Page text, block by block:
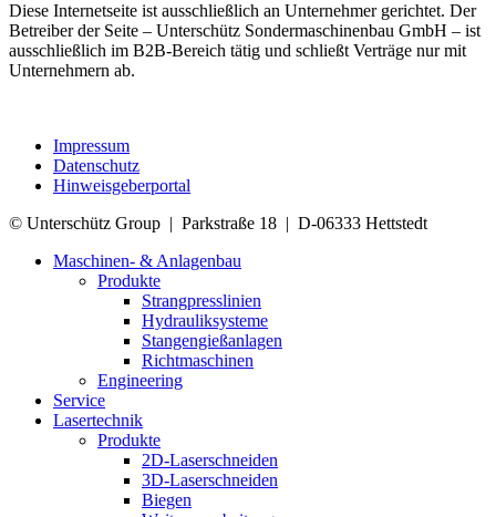
Diese Internetseite ist ausschließlich an Unternehmer gerichtet. Der
Betreiber der Seite – Unterschütz Sonder­maschinenbau GmbH – ist
ausschließlich im B2B-­Bereich tätig und schließt Verträge nur mit
Unternehmern ab.
Impressum
Datenschutz
Hinweisgeberportal
© Unterschütz Group | Parkstraße 18 | D-06333 Hettstedt
Maschinen- & Anlagenbau
Produkte
Strangpresslinien
Hydrauliksysteme
Stangengießanlagen
Richtmaschinen
Engineering
Service
Lasertechnik
Produkte
2D-Laserschneiden
3D-Laserschneiden
Biegen